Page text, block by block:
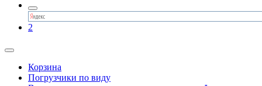
2
Корзина
Погрузчики по виду